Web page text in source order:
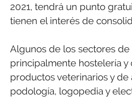
2021, tendrá un punto
tienen el interés de
Algunos de los sectores
principalmente hostelería
productos veterinarios y
podología, logopedia y